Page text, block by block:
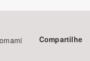
Compartilhe